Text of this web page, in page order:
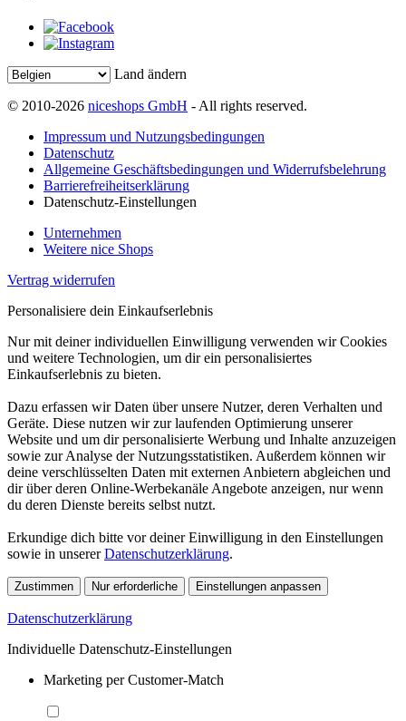
Land ändern
© 2010-2026 niceshops GmbH - All rights reserved.
Impressum und Nutzungsbedingungen
Datenschutz
Allgemeine Geschäftsbedingungen und Widerrufsbelehrung
Barrierefreiheitserklärung
Datenschutz-Einstellungen
Unternehmen
Weitere nice Shops
Vertrag widerrufen
Personalisiere dein Einkaufserlebnis
Nur mit deiner individuellen Einwilligung verwenden wir Cookies
und weitere Technologien, um dir ein personalisiertes
Einkaufserlebnis zu bieten.
Dazu erfassen wir Daten über unsere Nutzer, deren Verhalten und
Geräte. Diese nutzen wir zur laufenden Optimierung unserer
Website und um dir personalisierte Werbung und Inhalte anzuzeigen
sowie zur Analyse der Nutzungsstatistiken. Außerdem können wir
deine verschlüsselten Daten mit externen Anbietern abgleichen und
dir über deren Online-Werbekanäle Angebote anzeigen, nur wenn
du deren Dienste bereits selbst nutzt.
Erkundige dich bitte vor deiner Einwilligung in den Einstellungen
sowie in unsererDatenschutzerklärung.
Zustimmen Nur erforderliche Einstellungen anpassen
Datenschutzerklärung
Individuelle Datenschutz-Einstellungen
Marketing per Customer-Match